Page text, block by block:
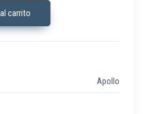
ATEX ORBIS APOLLO cantidad
carrito
Apollo